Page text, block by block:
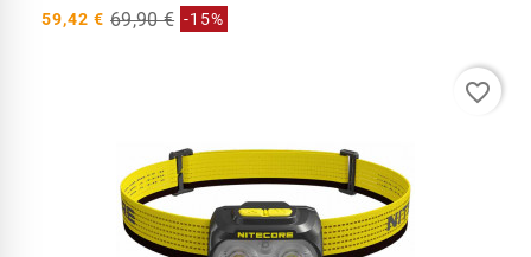
59,42 € 69,90 € -15%
favorite_border